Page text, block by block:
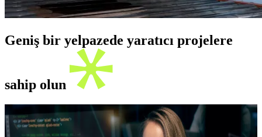
Geniş bir yelpazede yaratıcı projelere
sahip olun